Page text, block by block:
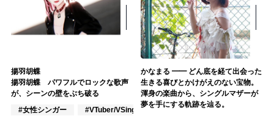
揚羽胡蝶
揚羽胡蝶 パワフルでロックな歌声
が、シーンの壁をぶち破る
#女性シンガー
#VTuber/VSinger #J-POP
かなまる ━━ どん底を経て出会った
生きる喜びとかけがえのない宝物。
渾身の楽曲から、シングルマザーが
夢を手にする軌跡を辿る。